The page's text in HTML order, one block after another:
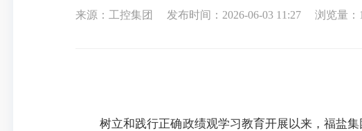
来源：工控集团 发布时间：2026-06-03 11:27 浏览量：
树立和践行正确政绩观学习教育开展以来， 福盐集